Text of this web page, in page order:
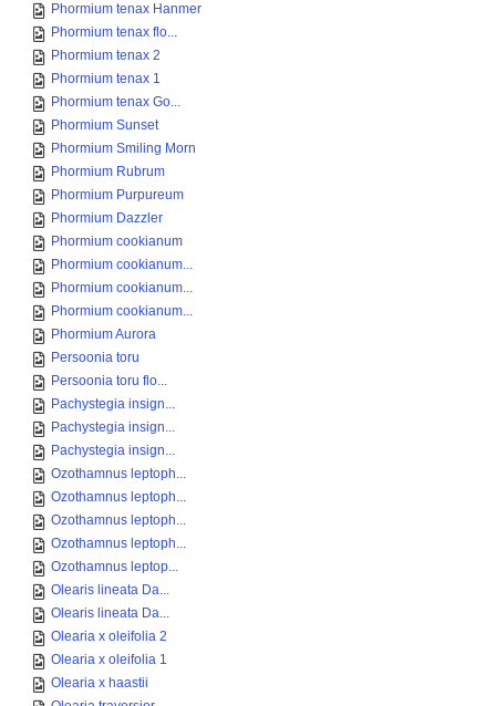
Phormium tenax Hanmer
Phormium tenax flo...
Phormium tenax 2
Phormium tenax 1
Phormium tenax Go...
Phormium Sunset
Phormium Smiling Morn
Phormium Rubrum
Phormium Purpureum
Phormium Dazzler
Phormium cookianum
Phormium cookianum...
Phormium cookianum...
Phormium cookianum...
Phormium Aurora
Persoonia toru
Persoonia toru flo...
Pachystegia insign...
Pachystegia insign...
Pachystegia insign...
Ozothamnus leptoph...
Ozothamnus leptoph...
Ozothamnus leptoph...
Ozothamnus leptoph...
Ozothamnus leptop...
Olearis lineata Da...
Olearis lineata Da...
Olearia x oleifolia 2
Olearia x oleifolia 1
Olearia x haastii